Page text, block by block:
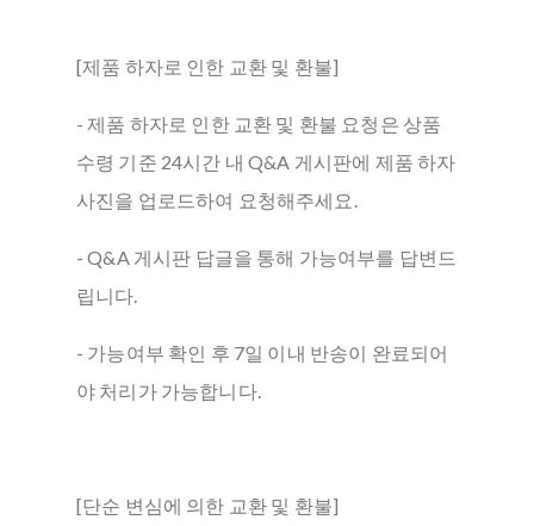
[제품 하자로 인한 교환 및 환불]
- 제품 하자로 인한 교환 및 환불 요청은 상품
수령 기준 24시간 내 Q&A 게시판에 제품 하자
사진을 업로드하여 요청해주세요.
- Q&A 게시판 답글을 통해 가능여부를 답변드
립니다.
- 가능여부 확인 후 7일 이내 반송이 완료되어
야 처리가 가능합니다.
[단순 변심에 의한 교환 및 환불]